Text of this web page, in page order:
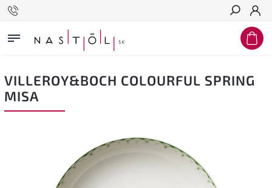
Hľadať
VILLEROY&BOCH COLOURFUL SPRING
MISA